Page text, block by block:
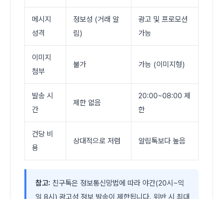
메시지
성격
정보성 (거래 알
림)
광고 및 프로모션
가능
이미지
첨부
불가 가능 (이미지형)
발송 시
간
제한 없음
20:00~08:00 제
한
건당 비
용
상대적으로 저렴 알림톡보다 높음
참고: 친구톡은 정보통신망법에 따라 야간(20시~익
일 8시) 광고성 정보 발송이 제한됩니다. 위반 시 최대